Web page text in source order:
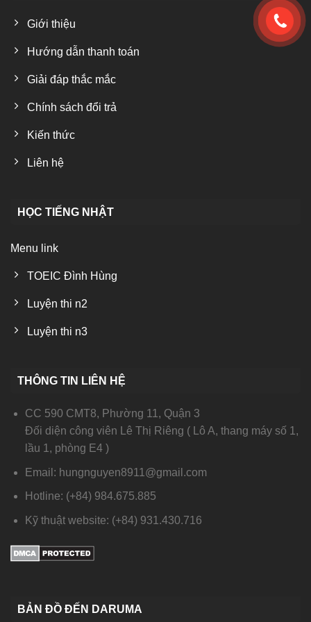
Giới thiệu
Hướng dẫn thanh toán
Giải đáp thắc mắc
Chính sách đổi trả
Kiến thức
Liên hệ
HỌC TIẾNG NHẬT
Menu link
TOEIC Đình Hùng
Luyện thi n2
Luyện thi n3
THÔNG TIN LIÊN HỆ
CC 590 CMT8, Phường 11, Quận 3
Đối diện công viên Lê Thị Riêng ( Lô A, thang máy số 1,
lầu 1, phòng E4 )
Email: hungnguyen8911@gmail.com
Hotline: (+84) 984.675.885
Kỹ thuật website: (+84) 931.430.716
BẢN ĐỒ ĐẾN DARUMA